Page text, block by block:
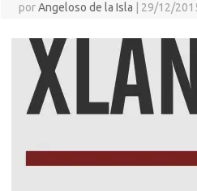
porAngeloso de la Isla 29/12/